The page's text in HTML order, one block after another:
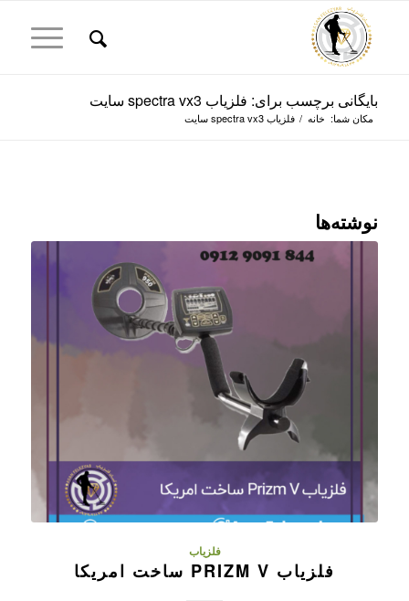
بایگانی برچسب برای: فلزیاب spectra vx3 سایت
مکان شما: خانه / فلزیاب spectra vx3 سایت
نوشته‌ها
فلزیاب
فلزیاب PRIZM V ساخت امریکا